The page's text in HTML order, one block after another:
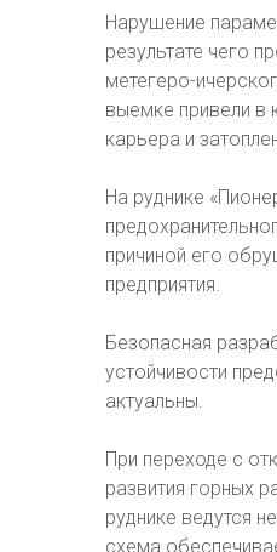
Нарушение
результате чего
метегеро-
выемке привели в
карьера и
На руднике
причиной его
предприятия.
Безопасная
устойчивости
актуальны.
При переходе с
развития горных
руднике ведутся
схема